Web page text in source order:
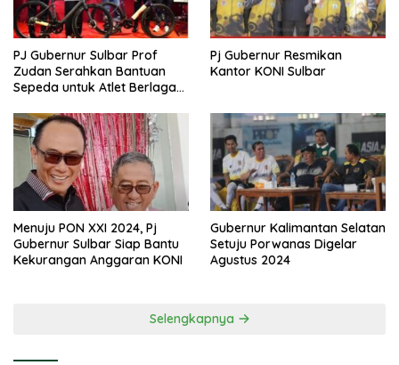
PJ Gubernur Sulbar Prof
Zudan Serahkan Bantuan
Sepeda untuk Atlet Berlaga
Pj Gubernur Resmikan
Kantor KONI Sulbar
Menuju PON XXI 2024, Pj
Gubernur Sulbar Siap Bantu
Kekurangan Anggaran KONI
Gubernur Kalimantan Selatan
Setuju Porwanas Digelar
Agustus 2024
Selengkapnya